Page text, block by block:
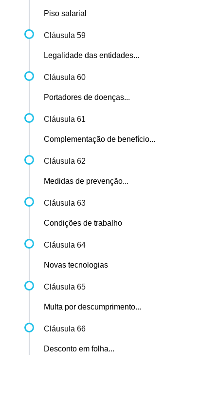
Piso salarial
Cláusula 59
Legalidade das entidades...
Cláusula 60
Portadores de doenças...
Cláusula 61
Complementação de benefício...
Cláusula 62
Medidas de prevenção...
Cláusula 63
Condições de trabalho
Cláusula 64
Novas tecnologias
Cláusula 65
Multa por descumprimento...
Cláusula 66
Desconto em folha...